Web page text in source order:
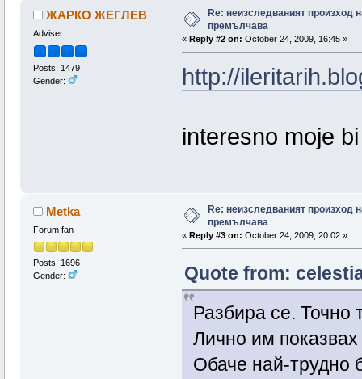
ЖАРКО ЖЕГЛЕВ
Adviser
Posts: 1479
Gender:
Re: неизследваният произход
премълчава
« Reply #2 on: October 24, 2009, 16:45 »
http://
interesno moje
Metka
Forum fan
Posts: 1696
Gender:
Re: неизследваният произход
премълчава
« Reply #3 on: October 24, 2009, 20:02 »
Quote from:
Разбира се. Точно
Лично им показвах
Обаче най-трудно